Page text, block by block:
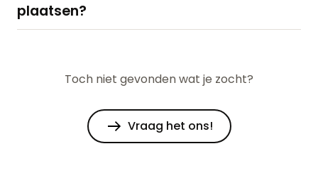
plaatsen?
Toch niet gevonden wat je zocht?
Vraag het ons!